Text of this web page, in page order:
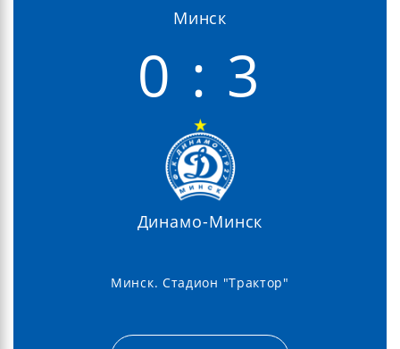
Минск
0 : 3
Динамо-Минск
Минск. Стадион "Трактор"